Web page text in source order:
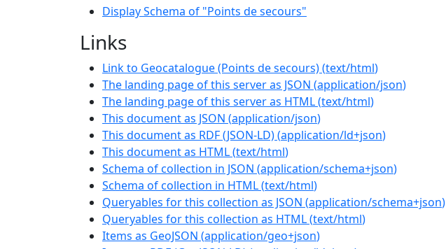
Display Schema of "Points de secours"
Links
Link to Geocatalogue (Points de secours)(text/html)
The landing page of this server as JSON (application/json)
The landing page of this server as HTML(text/html)
This document as JSON (application/json)
This document as RDF (JSON-LD)(application/ld+json)
This document as HTML(text/html)
Schema of collection in JSON (application/schema+json)
Schema of collection in HTML(text/html)
Queryables for this collection as JSON (application/schema+json)
Queryables for this collection as HTML(text/html)
Items as GeoJSON (application/geo+json)